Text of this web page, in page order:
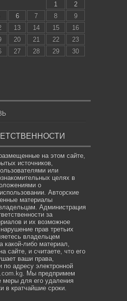
1
2
6 7 8
9
13 14 15
16
20 21 22
23
27 28 29
30
на этом сайте,
источников,
или
целях в
о
Авторские
материалы
Администрация
за
и их возможное
прав третьих
владельцем
какой-либо материал,
сайте, и считаете, что его
ваши права,
по адресу электронной
. Мы предпримем
меры для его удаления
в кратчайшие сроки.